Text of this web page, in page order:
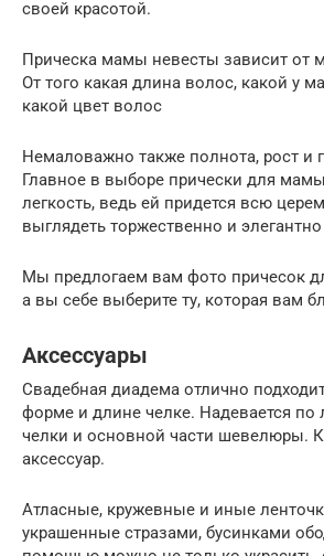
своей красотой.
Прическа мамы невесты зависит от
От того какая длина волос, какой у
какой цвет волос
Немаловажно также полнота, рост и
Главное в выборе прически для
легкость, ведь ей придется всю
выглядеть торжественно и элегантно
Мы предлогаем вам фото причесок
а вы себе выберите ту, которая вам
Аксессуары
Свадебная диадема отлично
форме и длине челке. Надевается по
челки и основной части шевелюры.
аксессуар.
Атласные, кружевные и иные
украшенные стразами, бусинками